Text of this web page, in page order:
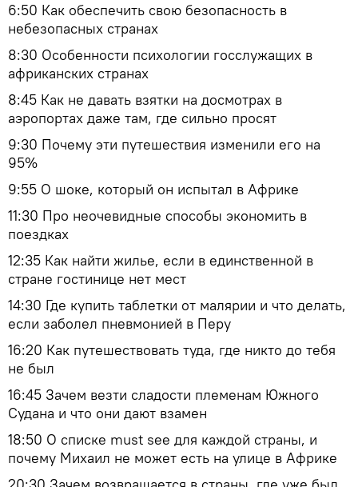
6:50 Как обеспечить свою безопасность в
небезопасных странах
8:30 Особенности психологии госслужащих в
африканских странах
8:45 Как не давать взятки на досмотрах в
аэропортах даже там, где сильно просят
9:30 Почему эти путешествия изменили его на
95%
9:55 О шоке, который он испытал в Африке
11:30 Про неочевидные способы экономить в
поездках
12:35 Как найти жилье, если в единственной в
стране гостинице нет мест
14:30 Где купить таблетки от малярии и что делать,
если заболел пневмонией в Перу
16:20 Как путешествовать туда, где никто до тебя
не был
16:45 Зачем везти сладости племенам Южного
Судана и что они дают взамен
18:50 О списке must see для каждой страны, и
почему Михаил не может есть на улице в Африке